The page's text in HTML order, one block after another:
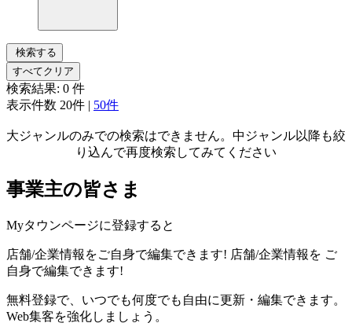
検索する
すべてクリア
検索結果: 0 件
表示件数 20件 | 50件
大ジャンルのみでの検索はできません。中ジャンル以降も絞
り込んで再度検索してみてください
事業主の皆さま
Myタウンページに登録すると
店舗/企業情報をご自身で編集できます! 店舗/企業情報を ご
自身で編集できます!
無料登録で、いつでも何度でも自由に更新・編集できます。
Web集客を強化しましょう。